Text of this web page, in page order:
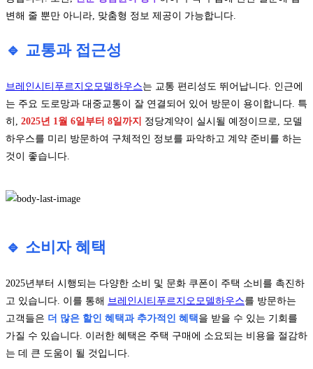
변해 줄 뿐만 아니라, 맞춤형 정보 제공이 가능합니다.
🔹 교통과 접근성
브레인시티푸르지오모델하우스는 교통 편리성도 뛰어납니다. 인근에
는 주요 도로망과 대중교통이 잘 연결되어 있어 방문이 용이합니다. 특
히, 2025년 1월 6일부터 8일까지 정당계약이 실시될 예정이므로, 모델
하우스를 미리 방문하여 구체적인 정보를 파악하고 계약 준비를 하는
것이 좋습니다.
🔹 소비자 혜택
2025년부터 시행되는 다양한 소비 및 문화 쿠폰이 주택 소비를 촉진하
고 있습니다. 이를 통해 브레인시티푸르지오모델하우스를 방문하는
고객들은 더 많은 할인 혜택과 추가적인 혜택 을 받을 수 있는 기회를
가질 수 있습니다. 이러한 혜택은 주택 구매에 소요되는 비용을 절감하
는 데 큰 도움이 될 것입니다.